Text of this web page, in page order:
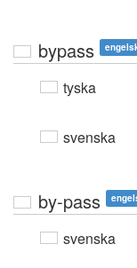
bypass
tyska
svenska
by-pass
svenska